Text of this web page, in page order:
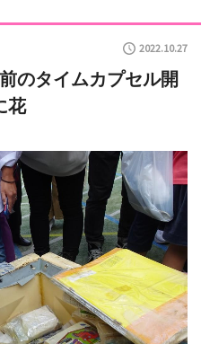
2022.10.27
のタイムカプセル開
花